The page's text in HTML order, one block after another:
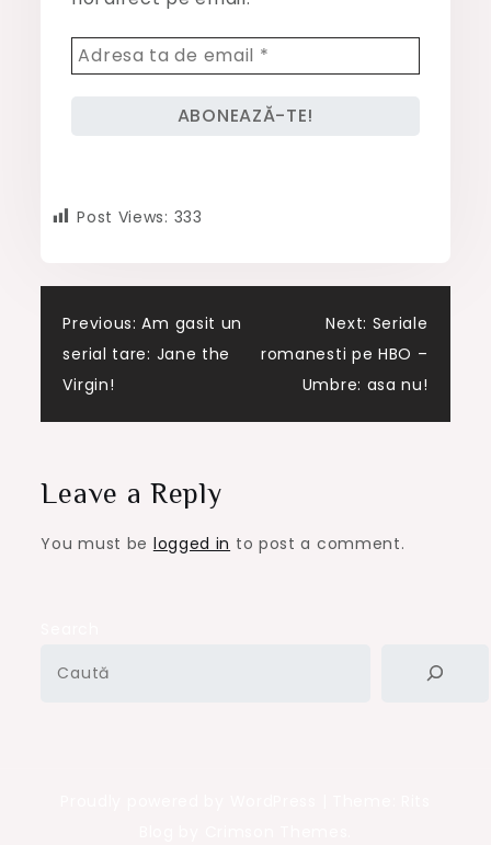
Post Views: 333
Post
navigation
Previous: Am gasit un
serial tare: Jane the
Virgin!
Next: Seriale
romanesti pe HBO –
Umbre: asa nu!
Leave a Reply
You must be logged in to post a comment.